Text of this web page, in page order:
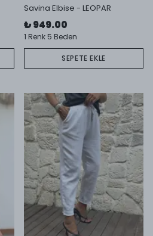
Savina Elbise - LEOPAR
₺ 949.00
1 Renk 5 Beden
SEPETE EKLE